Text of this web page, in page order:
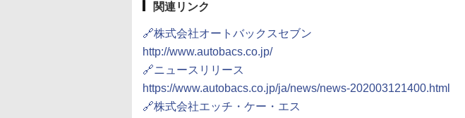
関連リンク
🔗株式会社オートバックスセブン
http://www.autobacs.co.jp/
🔗ニュースリリース
https://www.autobacs.co.jp/ja/news/news-202003121400.html
🔗株式会社エッチ・ケー・エス